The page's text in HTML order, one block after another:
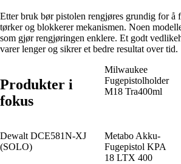
Etter bruk bør pistolen rengjøres grundig for å
tørker og blokkerer mekanismen. Noen
som gjør rengjøringen enklere. Et godt
varer lenger og sikrer et bedre resultat over tid.
Produkter i
fokus
Milwaukee
Fugepistolholder
M18 Tra400ml
Dewalt DCE581N-XJ
(SOLO)
Metabo Akku-
Fugepistol KPA
18 LTX 400